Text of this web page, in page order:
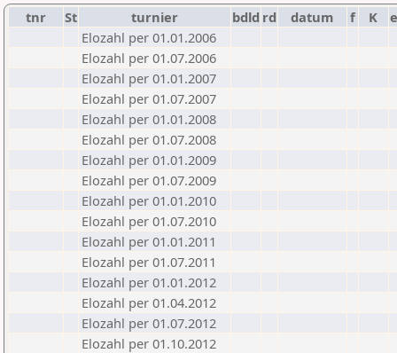
tnr St turnier bdld rd datum f K
Elozahl per 01.01.2006
Elozahl per 01.07.2006
Elozahl per 01.01.2007
Elozahl per 01.07.2007
Elozahl per 01.01.2008
Elozahl per 01.07.2008
Elozahl per 01.01.2009
Elozahl per 01.07.2009
Elozahl per 01.01.2010
Elozahl per 01.07.2010
Elozahl per 01.01.2011
Elozahl per 01.07.2011
Elozahl per 01.01.2012
Elozahl per 01.04.2012
Elozahl per 01.07.2012
Elozahl per 01.10.2012